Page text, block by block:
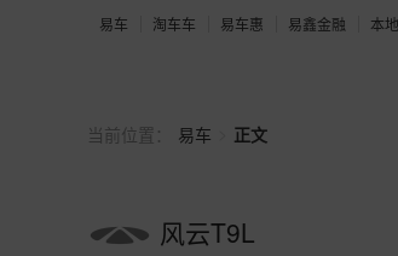
易车 淘车车 易车惠 易鑫金融 本
当前位置： 易车 正文
风云T9L